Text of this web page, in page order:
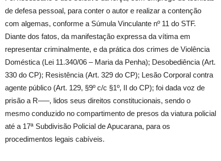
de defesa pessoal, para conter o autor e realizar a contenção
com algemas, conforme a Súmula Vinculante nº 11 do STF.
Diante dos fatos, da manifestação expressa da vítima em
representar criminalmente, e da prática dos crimes de Violência
Doméstica (Lei 11.340/06 – Maria da Penha); Desobediência (Art.
330 do CP); Resistência (Art. 329 do CP); Lesão Corporal contra
agente público (Art. 129, §9º c/c §1º, II do CP); foi dada voz de
prisão a R—–, lidos seus direitos constitucionais, sendo o
mesmo conduzido no compartimento de presos da viatura policial
até a 17ª Subdivisão Policial de Apucarana, para os
procedimentos legais cabíveis.